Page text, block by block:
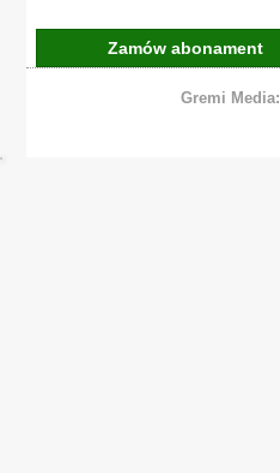
Zamów abonament
Gremi Media: